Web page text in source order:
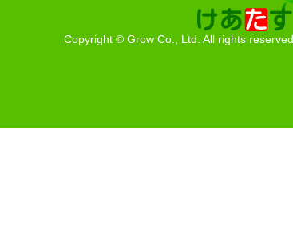
Copyright © Grow Co., Ltd. All rights reserved.